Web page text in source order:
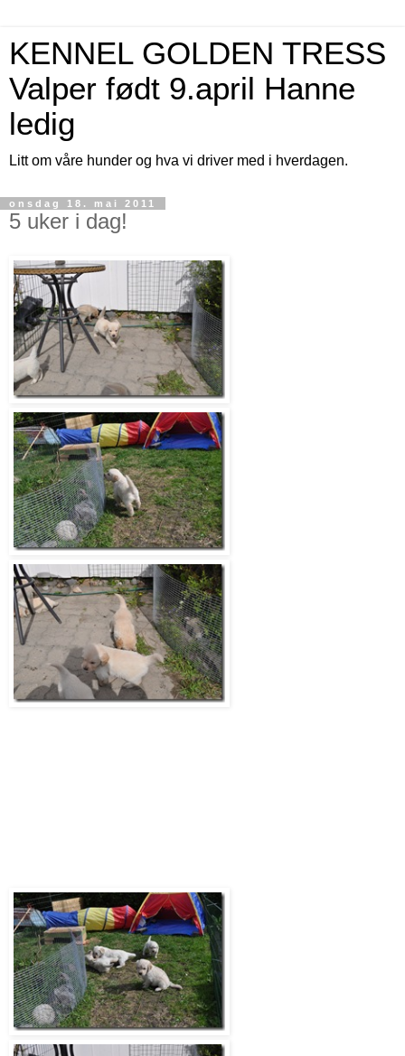
KENNEL GOLDEN TRESS
Valper født 9.april Hanne
ledig
Litt om våre hunder og hva vi driver med i hverdagen.
onsdag 18. mai 2011
5 uker i dag!